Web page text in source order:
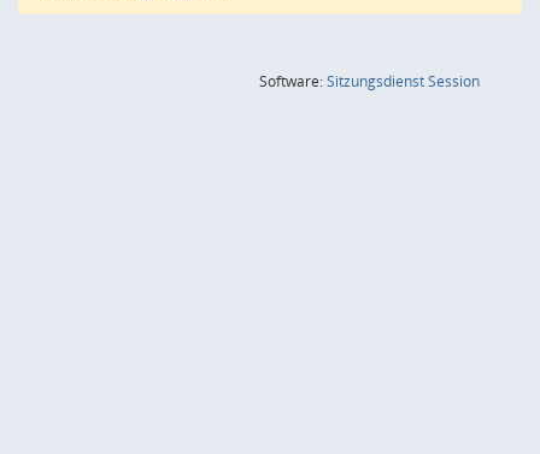
Software:SitzungsdienstSession(Wird in